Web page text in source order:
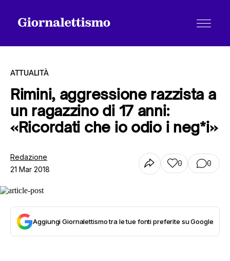
Tutti gli articoli
Chi siamo
Contatti
ATTUALITÀ
Rimini, aggressione razzista a
un ragazzino di 17 anni:
«Ricordati che io odio i neg*i»
Redazione
21 Mar 2018
0 0
Aggiungi Giornalettismo tra le tue fonti preferite su Google